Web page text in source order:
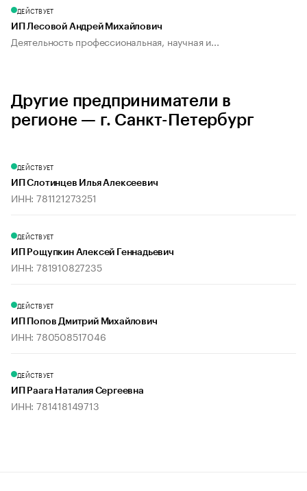
ДЕЙСТВУЕТ
ИП Лесовой Андрей Михайлович
Деятельность профессиональная, научная и...
Другие предприниматели в
регионе — г. Санкт-Петербург
ДЕЙСТВУЕТ
ИП Слотинцев Илья Алексеевич
ИНН: 781121273251
ДЕЙСТВУЕТ
ИП Рощупкин Алексей Геннадьевич
ИНН: 781910827235
ДЕЙСТВУЕТ
ИП Попов Дмитрий Михайлович
ИНН: 780508517046
ДЕЙСТВУЕТ
ИП Раага Наталия Сергеевна
ИНН: 781418149713